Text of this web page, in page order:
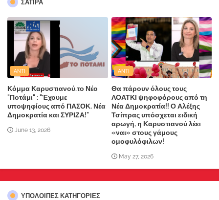
ΣΑΤΙΡΑ
ANTI
Κόμμα Καρυστιανού,το Νέο
"Ποτάμι" : "Έχουμε
υποψηφίους από ΠΑΣΟΚ, Νέα
Δημοκρατία και ΣΥΡΙΖΑ!"
June 13, 2026
ANTI
Θα πάρουν όλους τους
ΛΟΑΤΚΙ ψηφοφόρους από τη
Νέα Δημοκρατία!! Ο Αλέξης
Τσίπρας υπόσχεται ειδική
αρωγή, η Καρυστιανού λέει
«ναι» στους γάμους
ομοφυλόφιλων!
May 27, 2026
ΥΠΌΛΟΙΠΕΣ ΚΑΤΗΓΟΡΊΕΣ